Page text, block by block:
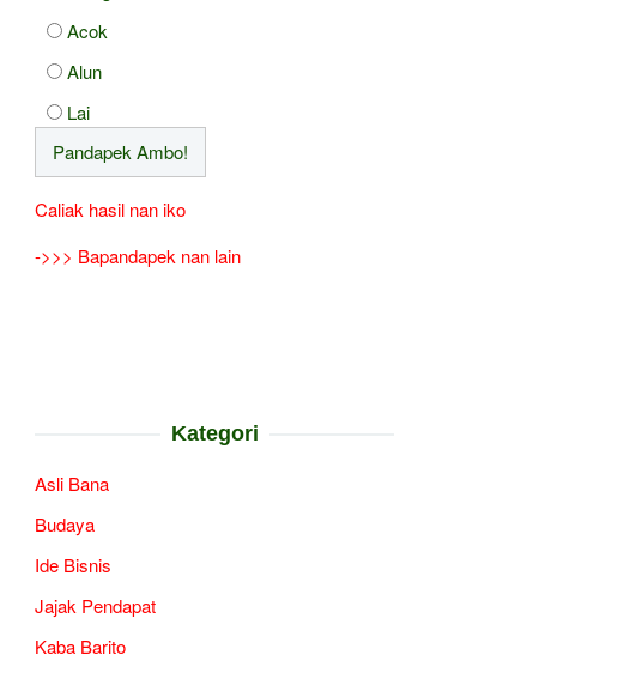
Acok
Alun
Lai
Caliak hasil nan iko
->>> Bapandapek nan lain
Kategori
Asli Bana
Budaya
Ide Bisnis
Jajak Pendapat
Kaba Barito